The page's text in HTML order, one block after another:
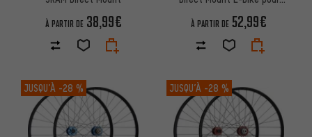
À PARTIR DE 38,99€ À PARTIR DE 52,99€
JUSQU’À -28 % JUSQU’À -28 %